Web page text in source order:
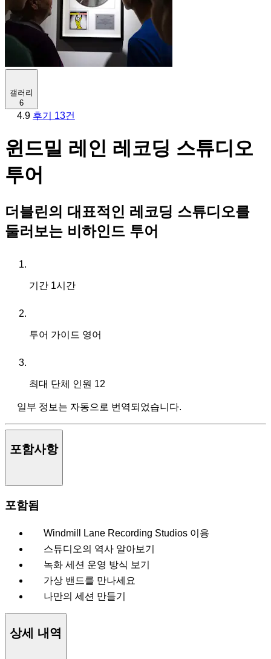
갤러리
6
4.9 후기 13건
윈드밀 레인 레코딩 스튜디오
투어
더블린의 대표적인 레코딩 스튜디오를
둘러보는 비하인드 투어
기간 1시간
투어 가이드 영어
최대 단체 인원 12
일부 정보는 자동으로 번역되었습니다.
포함사항
포함됨
Windmill Lane Recording Studios 이용
스튜디오의 역사 알아보기
녹화 세션 운영 방식 보기
가상 밴드를 만나세요
나만의 세션 만들기
상세 내역